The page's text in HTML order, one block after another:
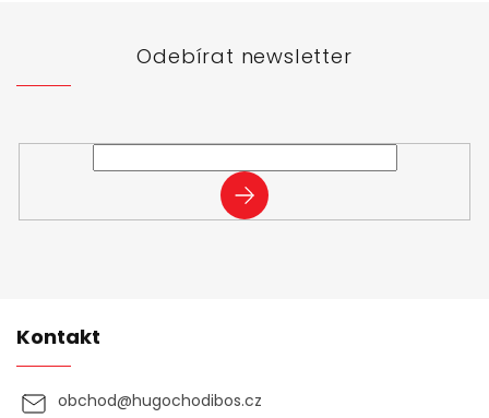
Odebírat newsletter
PŘIHLÁSIT
SE
Kontakt
obchod@hugochodibos.cz